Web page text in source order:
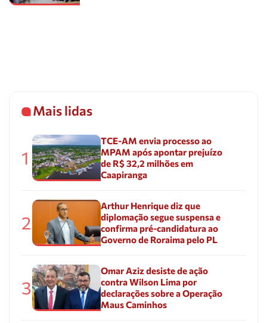
Mais lidas
1
TCE-AM envia processo ao
MPAM após apontar prejuízo
de R$ 32,2 milhões em
Caapiranga
2
Arthur Henrique diz que
diplomação segue suspensa e
confirma pré-candidatura ao
Governo de Roraima pelo PL
3
Omar Aziz desiste de ação
contra Wilson Lima por
declarações sobre a Operação
Maus Caminhos